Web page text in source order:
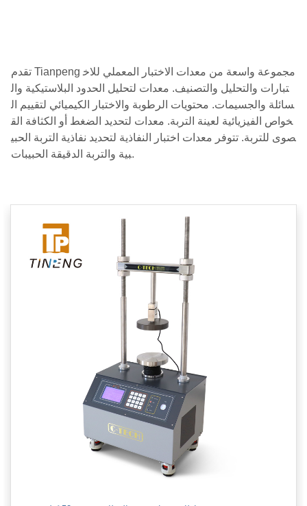
تقدم Tianpeng مجموعة واسعة من معدات الاختبار المعملي للاخ
تبارات والتحليل والتصنيف. معدات لتحليل الحدود البلاستيكية وال
سائلة والجسيمات. محتويات الرطوبة والاختبار الكيميائي لتقييم ال
خواص الفيزيائية لعينة التربة. معدات لتحديد الضغط أو الكثافة الق
صوى للتربة. تتوفر معدات اختبار النفاذية لتحديد نفاذية التربة الحبي
بية والتربة الدقيقة الحبيبات.